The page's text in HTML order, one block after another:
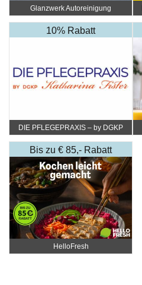
Glanzwerk Autoreinigung
10% Rabatt
DIE PFLEGEPRAXIS – by DGKP
Katharina Fister
Bis zu € 85,- Rabatt
HelloFresh